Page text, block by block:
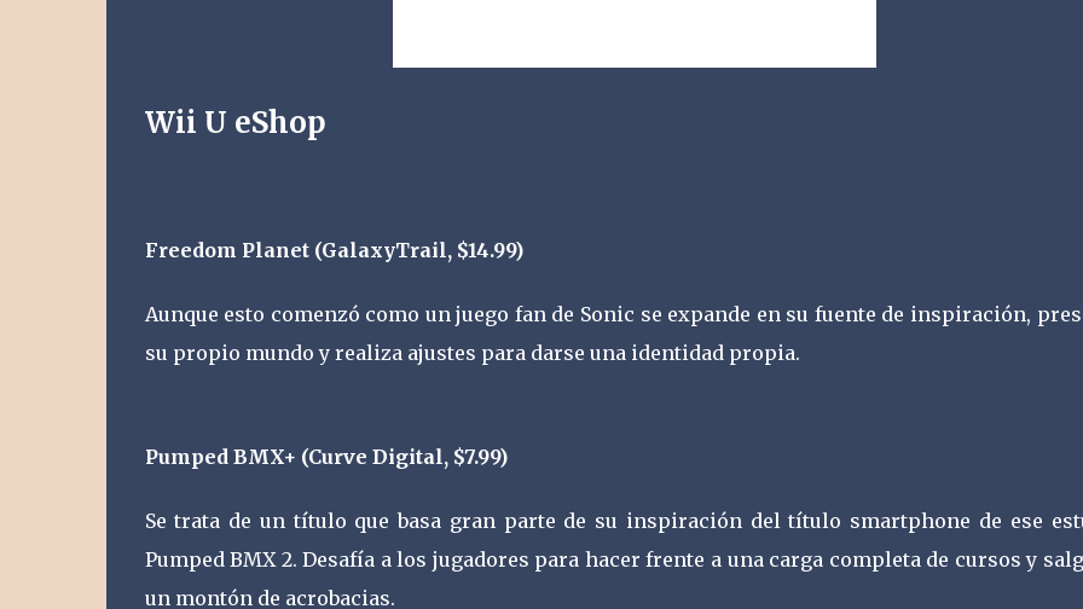
Wii U eShop
Freedom Planet (GalaxyTrail, $14.99)
Aunque esto comenzó como un juego fan de Sonic se expande en su fuente de inspiración,
su propio mundo y realiza ajustes para darse una identidad propia.
Pumped BMX+ (Curve Digital, $7.99)
Se trata de un título que basa gran parte de su inspiración del título smartphone de ese
Pumped BMX 2. Desafía a los jugadores para hacer frente a una carga completa de cursos y
un montón de acrobacias.